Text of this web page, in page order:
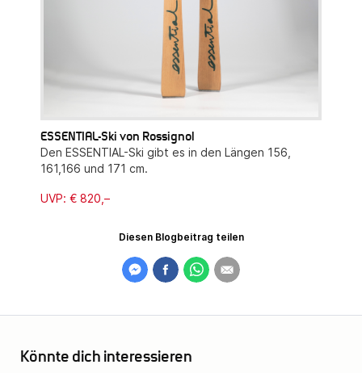
ESSENTIAL-Ski von Rossignol
Den ESSENTIAL-Ski gibt es in den Längen 156,
161,166 und 171 cm.
UVP: € 820,–
Diesen Blogbeitrag teilen
Könnte dich interessieren